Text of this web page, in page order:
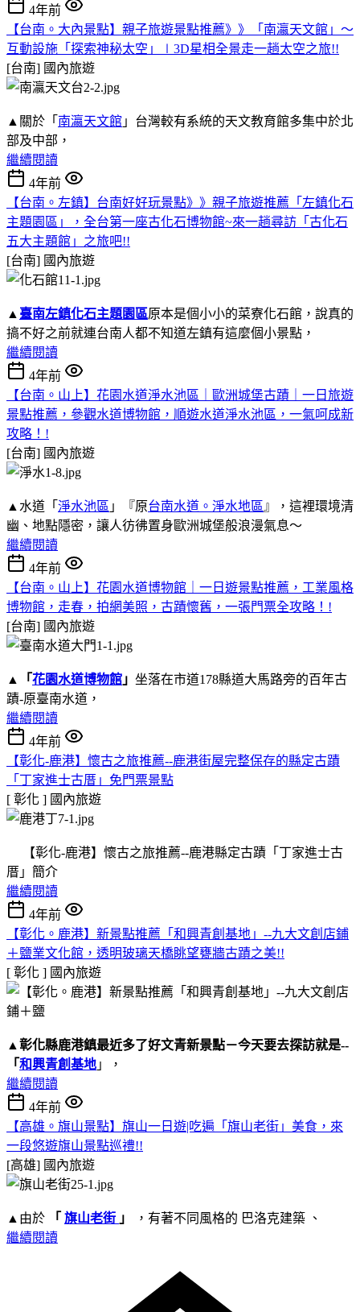
4年前
【台南。大內景點】親子旅遊景點推薦》》「南瀛天文館」～
互動設施「探索神秘太空」∣3D星相全景走一趟太空之旅!!
[台南] 國內旅遊
▲關於「 南瀛天文館 」台灣較有系統的天文教育館多集中於北
部及中部，
繼續閱讀
4年前
【台南。左鎮】台南好好玩景點》》親子旅遊推薦「左鎮化石
主題園區」，全台第一座古化石博物館~來一趟尋訪「古化石
五大主題館」之旅吧!!
[台南] 國內旅遊
▲ 臺南左鎮化石主題園區原本是個小小的菜寮化石館，說真的
搞不好之前就連台南人都不知道左鎮有這麼個小景點，
繼續閱讀
4年前
【台南。山上】花園水道淨水池區｜歐洲城堡古蹟｜一日旅遊
景點推薦，參觀水道博物館，順遊水道淨水池區，一氣呵成新
攻略！!
[台南] 國內旅遊
▲水道「 淨水池區 」『原台南水道。淨水地區 』，這裡環境清
幽、地點隱密，讓人彷彿置身歐洲城堡般浪漫氣息～
繼續閱讀
4年前
【台南。山上】花園水道博物館｜一日遊景點推薦，工業風格
博物館，走春，拍網美照，古蹟懷舊，一張門票全攻略！!
[台南] 國內旅遊
▲ 「花園水道博物館 」 坐落在市道178縣道大馬路旁的百年古
蹟-原臺南水道，
繼續閱讀
4年前
【彰化-鹿港】懷古之旅推薦--鹿港街屋完整保存的縣定古蹟
「丁家進士古厝」免門票景點
[ 彰化 ] 國內旅遊
【彰化-鹿港】懷古之旅推薦--鹿港縣定古蹟「丁家進士古
厝」簡介
繼續閱讀
4年前
【彰化。鹿港】新景點推薦「和興青創基地」--九大文創店鋪
＋鹽業文化館，透明玻璃天橋眺望甕牆古蹟之美!!
[ 彰化 ] 國內旅遊
▲ 彰化縣鹿港鎮最近多了好文青新景點－今天要去探訪就是--
「和興青創基地 」，
繼續閱讀
4年前
【高雄。旗山景點】旗山一日遊|吃遍「旗山老街」美食，來
一段悠遊旗山景點巡禮!!
[高雄] 國內旅遊
▲由於 「 旗山老街 」
，有著不同風格的 巴洛克建築 、
繼續閱讀